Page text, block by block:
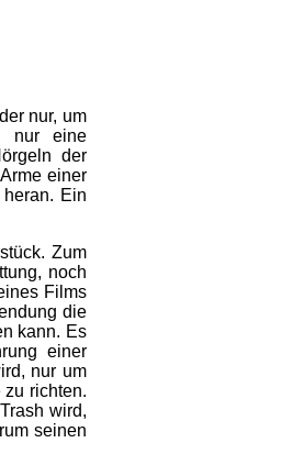
nur, um
nur eine
der
einer
Ein
Zum
noch
Films
die
kann. Es
einer
nur um
richten.
wird,
seinen